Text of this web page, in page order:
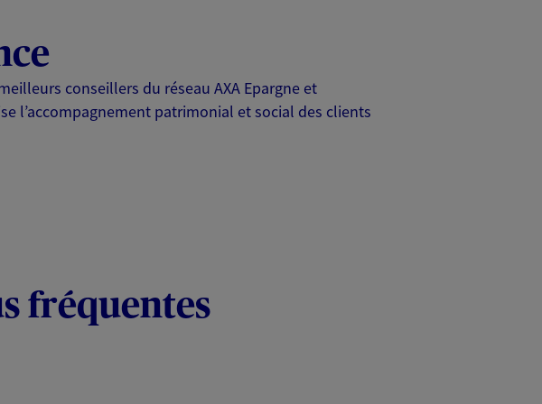
conseillers du réseau AXA Epargne et
l’accompagnement patrimonial et social des clients
fréquentes